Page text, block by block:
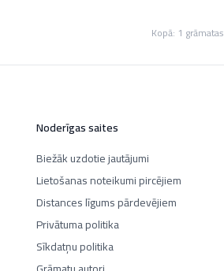
Kopā: 1 grāmatas
Noderīgas saites
Biežāk uzdotie jautājumi
Lietošanas noteikumi pircējiem
Distances līgums pārdevējiem
Privātuma politika
Sīkdatņu politika